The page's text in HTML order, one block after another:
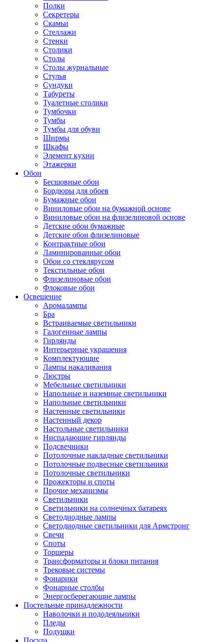
Полки
Секретеры
Скамьи
Стеллажи
Стенки
Столики
Столы
Столы журнальные
Стулья
Сундуки
Табуреты
Туалетные столики
Тумбочки
Тумбы
Тумбы для обуви
Ширмы
Шкафы
Элемент кухни
Этажерки
Обои
Бесшовные обои
Бордюры для обоев
Бумажные обои
Виниловые обои на бумажной основе
Виниловые обои на флизелиновой основе
Детские обои бумажные
Детские обои флизелиновые
Контрактные обои
Ламинированные обои
Обои со стеклярусом
Текстильные обои
Флизелиновые обои
Флоковые обои
Освещение
Аромалампы
Бра
Встраиваемые светильники
Галогенные лампы
Гирлянды
Интерьерные украшения
Комплектующие
Лампы накаливания
Люстры
Мебельные светильники
Напольные и наземные светильники
Напольные светильники
Настенные светильники
Настенный декор
Настольные светильники
Ниспадающие гирлянды
Подсвечники
Потолочные накладные светильники
Потолочные подвесные светильники
Потолочные светильники
Прожекторы и споты
Прочие механизмы
Светильники
Светильники на солнечных батареях
Светодиодные лампы
Светодиодные светильники для Армстронг
Свечи
Споты
Торшеры
Трансформаторы и блоки питания
Трековые системы
Фонарики
Фонарные столбы
Энергосберегающие лампы
Постельные принадлежности
Наволочки и пододеяльники
Пледы
Подушки
Посуда